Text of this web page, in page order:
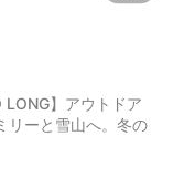
LONG】アウトドア
リーと雪山へ。冬の